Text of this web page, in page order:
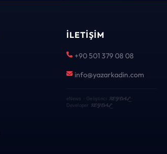
İLETIŞIM
+90 501 379 08 08
info@yazarkadin.com
eNews · Geliştirici KEYDAL·
Developer
KEYDAL